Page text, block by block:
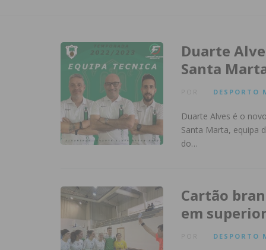
Duarte
Santa
DESPORTO
Duarte Alves é o
Santa Marta, equipa
do…
Cartão
em
DESPORTO